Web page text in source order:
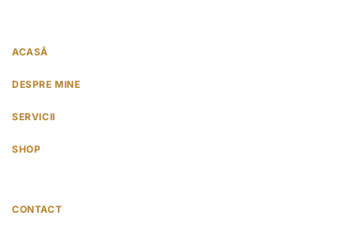
ACASĂ
DESPRE MINE
SERVICII
SHOP
CONTACT